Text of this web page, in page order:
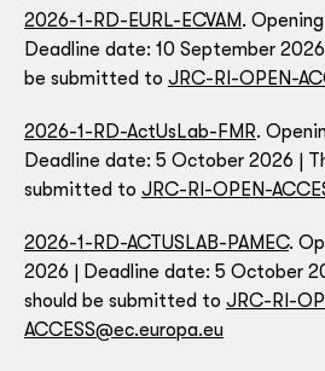
2026-1-RD-EURL-ECVAM.
Deadline date: 10 September
be submitted to JRC-RI-OPEN-
2026-1-RD-ActUsLab-FMR.
Deadline date: 5 October 2026 |
submitted to JRC-RI-OPEN-
2026-1-RD-ACTUSLAB-PAMEC.
2026 | Deadline date: 5 October
should be submitted to JRC-RI-
ACCESS@ec.europa.eu